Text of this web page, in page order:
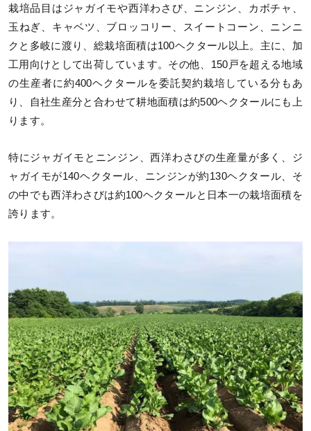
栽培品目はジャガイモや西洋わさび、ニンジン、カボチャ、
玉ねぎ、キャベツ、ブロッコリー、スイートコーン、ニンニ
クと多岐に渡り、総栽培面積は100ヘクタール以上。主に、加
工用向けとして出荷しています。その他、150戸を超える地域
の生産者に約400ヘクタールを委託契約栽培している分もあ
り、自社生産分と合わせて耕地面積は約500ヘクタールにも上
ります。
特にジャガイモとニンジン、西洋わさびの生産量が多く、ジ
ャガイモが140ヘクタール、ニンジンが約130ヘクタール、そ
の中でも西洋わさびは約100ヘクタールと日本一の栽培面積を
誇ります。